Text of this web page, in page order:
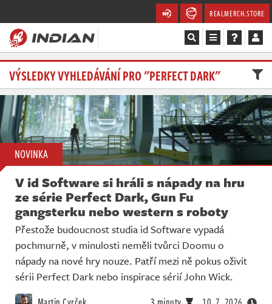
REALMERCH.STORE
Magazín
Recenze
Videa
Soutěže
Databáze
Komunita
Redakce
Živě
VÝSLEDKY VYHLEDÁVÁNÍ PRO "PERFECT DARK"
NOVINKA
V id Software si hráli s nápady na hru
ze série Perfect Dark, Gun Fu
gangsterku nebo western s roboty
Přestože budoucnost studia id Software vypadá
pochmurně, v minulosti neměli tvůrci Doomu o
nápady na nové hry nouze. Patří mezi ně pokus oživit
sérii Perfect Dark nebo inspirace sérií John Wick.